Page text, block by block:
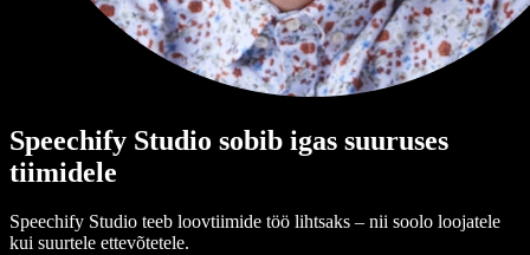
Speechify Studio sobib igas suuruses
tiimidele
Speechify Studio teeb loovtiimide töö lihtsaks – nii soolo loojatele
kui suurtele ettevõtetele.